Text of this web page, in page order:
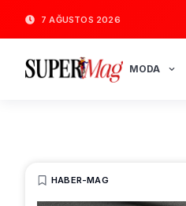
7 AĞUSTOS 2026
MODA
HABER-MAG